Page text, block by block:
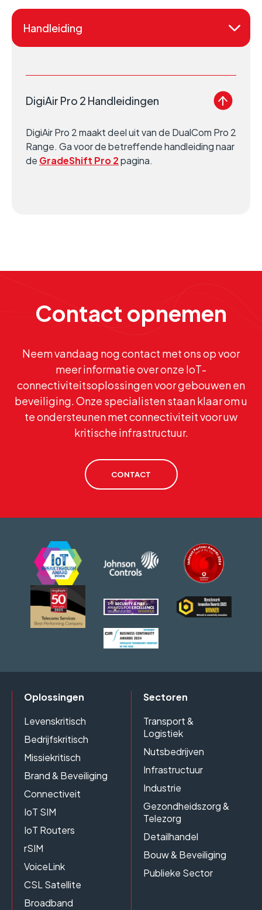
Handleiding
DigiAir Pro 2 Handleidingen
DigiAir Pro 2 maakt deel uit van de DualCom Pro 2
Range. Ga voor de betreffende handleiding naar
de GradeShift Pro 2pagina.
Contact opnemen
Neem vandaag nog contact met ons op voor
meer informatie over onze IoT-
connectiviteitsoplossingen voor gebouwen en
beveiliging. Onze specialisten staan klaar om u
te ondersteunen met connectiviteit voor uw
kritische infrastructuur.
CONTACT
Oplossingen
Levenskritisch
Bedrijfskritisch
Missiekritisch
Brand & Beveiliging
Connectiveit
IoT SIM
IoT Routers
rSIM
VoiceLink
CSL Satellite
Broadband
Sectoren
Transport &
Logistiek
Nutsbedrijven
Infrastructuur
Industrie
Gezondheidszorg &
Telezorg
Detailhandel
Bouw & Beveiliging
Publieke Sector